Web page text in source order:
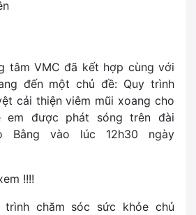
tâm VMC đã kết hợp cùng với
đến một chủ đề: Quy trình
cải thiện viêm mũi xoang cho
em được phát sóng trên đài
Bằng vào lúc 12h30 ngày
!!!!
trình chăm sóc sức khỏe chủ